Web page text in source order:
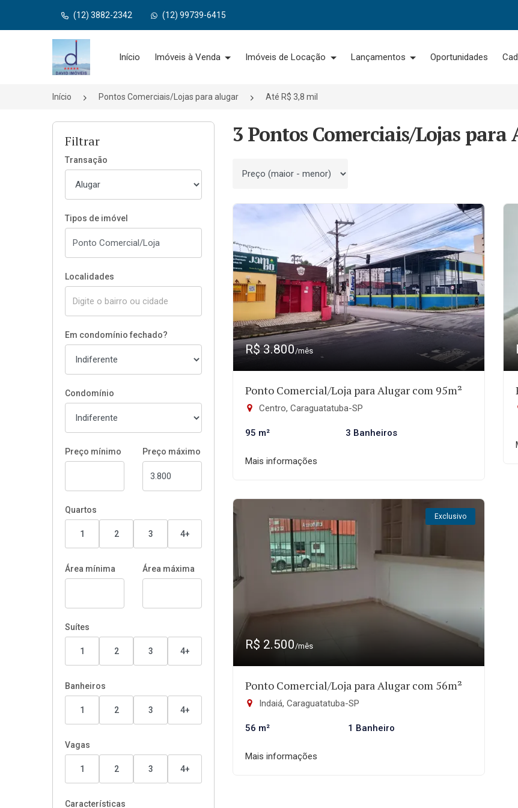
(12) 3882-2342 (12) 99739-6415
Página inicial
Início Imóveis à Venda Imóveis de Locação Lançamentos Oportunidades
Início Pontos Comerciais/Lojas para alugar Até R$ 3,8 mil
Filtrar
Transação
Tipos de imóvel
Localidades
Em condomínio fechado?
Condomínio
Preço mínimo Preço máximo
Quartos
1 2 3 4+
Área mínima Área máxima
Suítes
1 2 3 4+
Banheiros
1 2 3 4+
Vagas
1 2 3 4+
Características
3 Pontos Comerciais/Lojas
Ordenar por
R$ 3.800/mês
Ponto Comercial/Loja para Alugar com 95m²
Centro, Caraguatatuba-SP
95 m² 3 Banheiros
Mais informações
Exclusivo
R$ 2.500/mês
Ponto Comercial/Loja para Alugar com 56m²
Indaiá, Caraguatatuba-SP
56 m² 1 Banheiro
Mais informações